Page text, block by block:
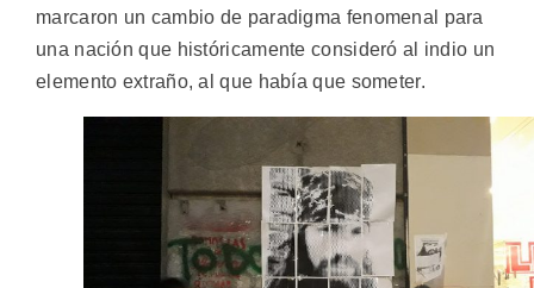
marcaron un cambio de paradigma fenomenal para
una nación que históricamente consideró al indio un
elemento extraño, al que había que someter.